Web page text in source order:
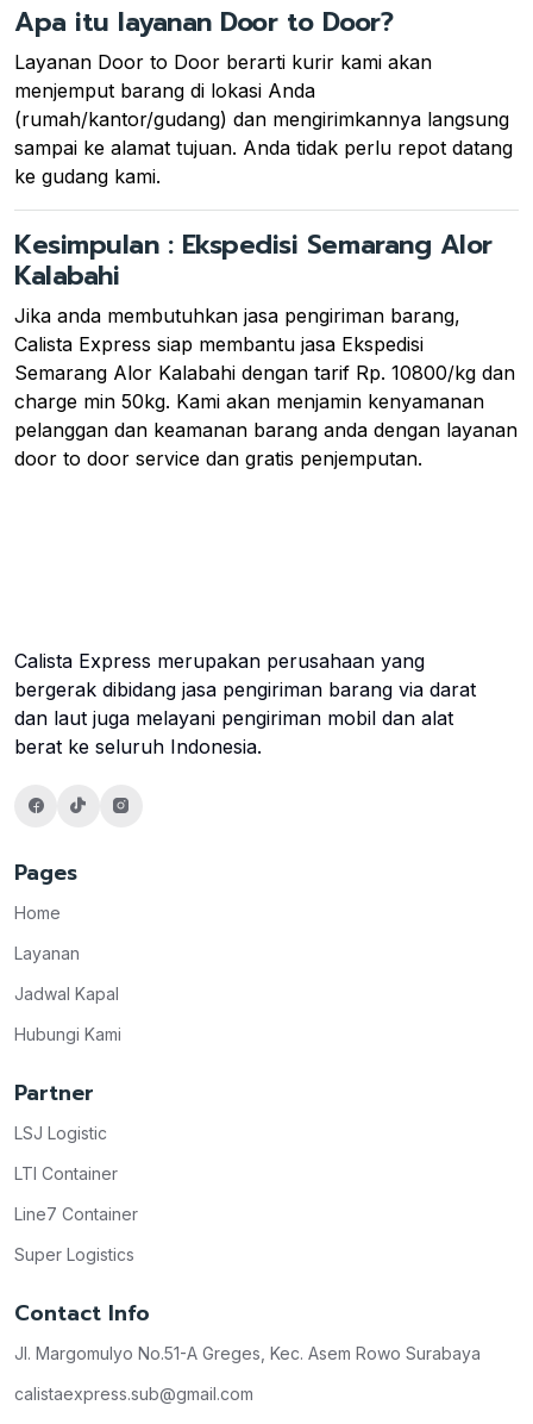
Apa itu layanan Door to Door?
Layanan Door to Door berarti kurir kami akan
menjemput barang di lokasi Anda
(rumah/kantor/gudang) dan mengirimkannya langsung
sampai ke alamat tujuan. Anda tidak perlu repot datang
ke gudang kami.
Kesimpulan : Ekspedisi Semarang Alor
Kalabahi
Jika anda membutuhkan jasa pengiriman barang,
Calista Express siap membantu jasa Ekspedisi
Semarang Alor Kalabahi dengan tarif Rp. 10800/kg dan
charge min 50kg. Kami akan menjamin kenyamanan
pelanggan dan keamanan barang anda dengan layanan
door to door service dan gratis penjemputan.
Calista Express merupakan perusahaan yang
bergerak dibidang jasa pengiriman barang via darat
dan laut juga melayani pengiriman mobil dan alat
berat ke seluruh Indonesia.
Pages
Home
Layanan
Jadwal Kapal
Hubungi Kami
Partner
LSJ Logistic
LTI Container
Line7 Container
Super Logistics
Contact Info
Jl. Margomulyo No.51-A Greges, Kec. Asem Rowo Surabaya
calistaexpress.sub@gmail.com